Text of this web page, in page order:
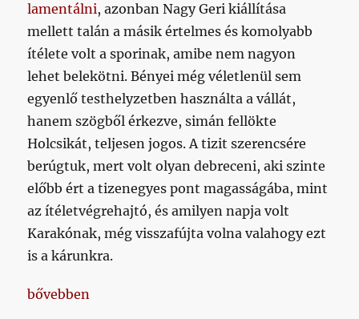
lamentálni, azonban Nagy Geri kiállítása
mellett talán a másik értelmes és komolyabb
ítélete volt a sporinak, amibe nem nagyon
lehet belekötni. Bényei még véletlenül sem
egyenlő testhelyzetben használta a vállát,
hanem szögből érkezve, simán fellökte
Holcsikát, teljesen jogos. A tizit szerencsére
berúgtuk, mert volt olyan debreceni, aki szinte
előbb ért a tizenegyes pont magasságába, mint
az ítéletvégrehajtó, és amilyen napja volt
Karakónak, még visszafújta volna valahogy ezt
is a kárunkra.
„Nincs valami olyasmi szabály, hogy ha valaki
bővebben